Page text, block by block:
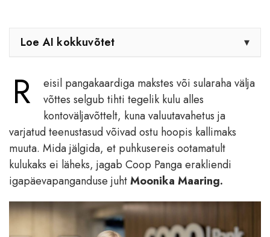
Loe AI kokkuvõtet ▾
R
eisil pangakaardiga makstes või sularaha välja
võttes selgub tihti tegelik kulu alles
kontoväljavõttelt, kuna valuutavahetus ja
varjatud teenustasud võivad ostu hoopis kallimaks
muuta. Mida jälgida, et puhkusereis ootamatult
kulukaks ei läheks, jagab Coop Panga erakliendi
igapäevapanganduse juhtMoonika Maaring.